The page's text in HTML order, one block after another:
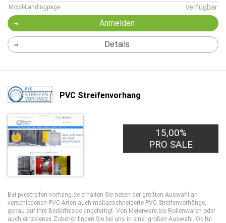
Mobil-Landingpage verfügbar
Anmelden
Details
PVC Streifenvorhang
15,00%
PRO SALE
Bei pvcstreifen-vorhang.de erhalten Sie neben der größten Auswahl an
verschiedenen PVC-Arten auch maßgeschneiderte PVC Streifenvorhänge,
genau auf Ihre Bedürfnisse angefertigt. Von Meterware bis Rollenwaren oder
auch einzelenes Zubehör finden Sie bei uns in einer großen Auswahl. Ob für